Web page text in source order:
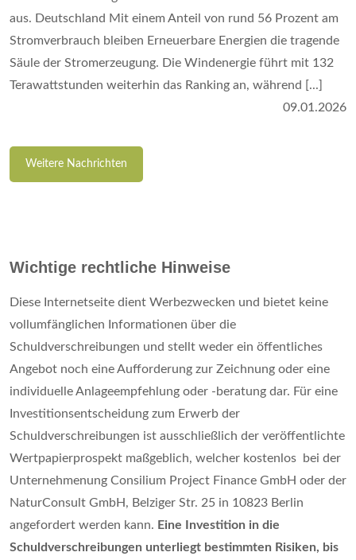
aus. Deutschland Mit einem Anteil von rund 56 Prozent am
Stromverbrauch bleiben Erneuerbare Energien die tragende
Säule der Stromerzeugung. Die Windenergie führt mit 132
Terawattstunden weiterhin das Ranking an, während [...]
09.01.2026
Weitere Nachrichten
Wichtige rechtliche Hinweise
Diese Internetseite dient Werbezwecken und bietet keine
vollumfänglichen Informationen über die
Schuldverschreibungen und stellt weder ein öffentliches
Angebot noch eine Aufforderung zur Zeichnung oder eine
individuelle Anlageempfehlung oder -beratung dar. Für eine
Investitionsentscheidung zum Erwerb der
Schuldverschreibungen ist ausschließlich der veröffentlichte
Wertpapierprospekt maßgeblich, welcher kostenlos bei der
Unternehmenung Consilium Project Finance GmbH oder der
NaturConsult GmbH, Belziger Str. 25 in 10823 Berlin
angefordert werden kann. Eine Investition in die
Schuldverschreibungen unterliegt bestimmten Risiken, bis